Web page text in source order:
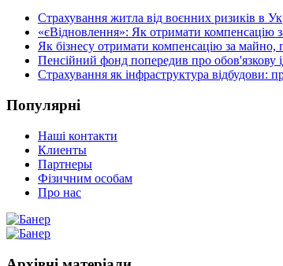
Страхування житла від воєнних ризиків в
«єВідновлення»: Як отримати компенсацію
Як бізнесу отримати компенсацію за майно,
Пенсійний фонд попередив про обов'язкову
Страхування як інфраструктура відбудови:
Популярні
Наші контакти
Клиенты
Партнеры
Фізичним особам
Про нас